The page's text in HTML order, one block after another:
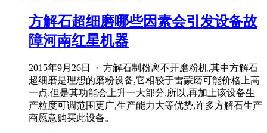
方解石超细磨哪些因素会引发设备故
障河南红星机器
2015年9月26日 · 方解石制粉离不开磨粉机,其中方解石
超细磨是理想的磨粉设备,它相较于雷蒙磨可能价格上高
一点,但是其功能会上升一大部分,所以,再加上该设备生
产粒度可调范围更广,生产能力大等优势,许多方解石生产
商愿意购买此设备。